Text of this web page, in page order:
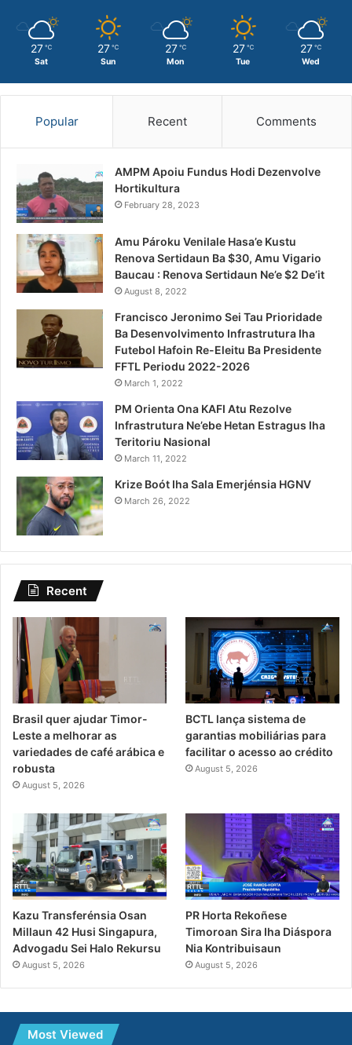
27 ℃
Sat
27 ℃
Sun
27 ℃
Mon
27 ℃
Tue
27 ℃
Wed
Popular Recent Comments
AMPM Apoiu Fundus Hodi Dezenvolve
Hortikultura
February 28, 2023
Amu Pároku Venilale Hasa’e Kustu
Renova Sertidaun Ba $30, Amu Vigario
Baucau : Renova Sertidaun Ne’e $2 De’it
August 8, 2022
Francisco Jeronimo Sei Tau Prioridade
Ba Desenvolvimento Infrastrutura Iha
Futebol Hafoin Re-Eleitu Ba Presidente
FFTL Periodu 2022-2026
March 1, 2022
PM Orienta Ona KAFI Atu Rezolve
Infrastrutura Ne’ebe Hetan Estragus Iha
Teritoriu Nasional
March 11, 2022
Krize Boót Iha Sala Emerjénsia HGNV
March 26, 2022
Recent
Brasil quer ajudar Timor-
Leste a melhorar as
variedades de café arábica e
robusta
August 5, 2026
BCTL lança sistema de
garantias mobiliárias para
facilitar o acesso ao crédito
August 5, 2026
Kazu Transferénsia Osan
Millaun 42 Husi Singapura,
Advogadu Sei Halo Rekursu
August 5, 2026
PR Horta Rekoñese
Timoroan Sira Iha Diáspora
Nia Kontribuisaun
August 5, 2026
Most Viewed